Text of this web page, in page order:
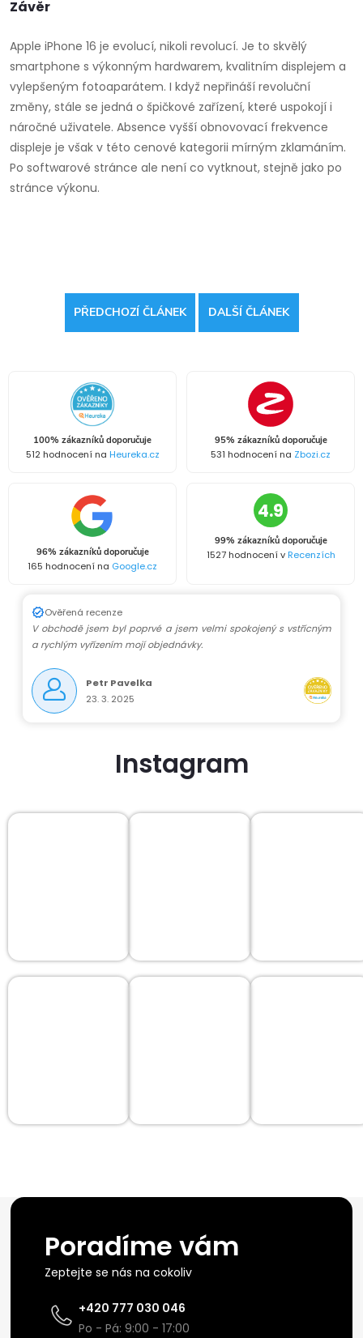
Závěr
Apple iPhone 16 je evolucí, nikoli revolucí. Je to skvělý
smartphone s výkonným hardwarem, kvalitním displejem a
vylepšeným fotoaparátem. I když nepřináší revoluční
změny, stále se jedná o špičkové zařízení, které uspokojí i
náročné uživatele. Absence vyšší obnovovací frekvence
displeje je však v této cenové kategorii mírným zklamáním.
Po softwarové stránce ale není co vytknout, stejně jako po
stránce výkonu.
PŘEDCHOZÍ ČLÁNEK DALŠÍ ČLÁNEK
100% zákazníků doporučuje
512 hodnocení na Heureka.cz
95% zákazníků doporučuje
531 hodnocení na Zbozi.cz
96% zákazníků doporučuje
165 hodnocení na Google.cz
4.9
99% zákazníků doporučuje
1527 hodnocení vRecenzích
Ověřená recenze
V obchodě jsem byl poprvé a jsem velmi spokojený s vstřícným
a rychlým vyřízením mojí objednávky.
Petr Pavelka
23. 3. 2025
Instagram
Poradíme vám
Zeptejte se nás na cokoliv
+420 777 030 046
Po - Pá: 9:00 - 17:00